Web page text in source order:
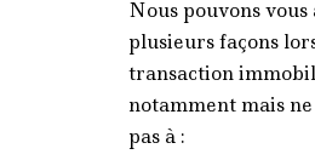
Nous pouvons vous
plusieurs façons
transaction
notamment mais
pas à :